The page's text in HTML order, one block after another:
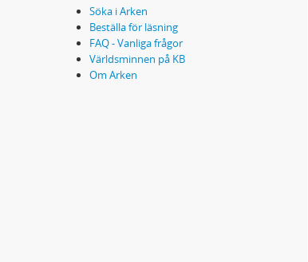
Söka i Arken
Beställa för läsning
FAQ - Vanliga frågor
Världsminnen på KB
Om Arken